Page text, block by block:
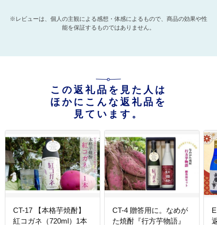
※レビューは、個人の主観による感想・体感によるもので、商品の効果や性
能を保証するものではありません。
この返礼品を見た人は
ほかにこんな返礼品を
見ています。
CT-17 【本格芋焼酎】
紅コガネ（720ml）1本
CT-4 贈答用に。なめが
た焼酎『行方芋物語』